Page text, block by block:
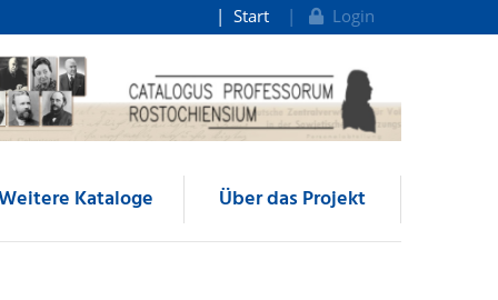
Start Login
Kataloge Über das Projekt